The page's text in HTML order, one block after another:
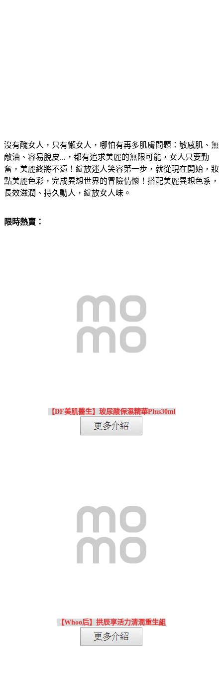
沒有醜女人，只有懶女人，哪怕有再多肌膚問題：敏感肌、無
敵油、容易脫皮...，都有追求美麗的無限可能，女人只要勤
奮，美麗終將不遠！綻放迷人笑容第一步，就從現在開始，妝
點美麗色彩，完成異想世界的冒險情懷！搭配美麗異想色系，
長效滋潤、持久動人，綻放女人味。
限時熱賣：
【DF美肌醫生】玻尿酸保濕精華Plus30ml
【Whoo后】拱辰享活力清潤重生組